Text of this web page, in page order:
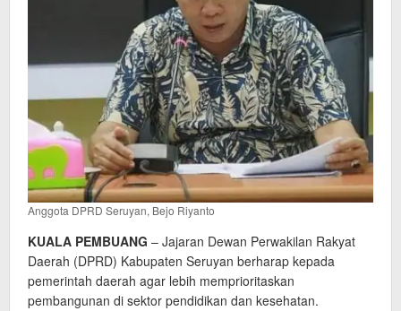
Anggota DPRD Seruyan, Bejo Riyanto
KUALA PEMBUANG – Jajaran Dewan Perwakilan Rakyat
Daerah (DPRD) Kabupaten Seruyan berharap kepada
pemerintah daerah agar lebih memprioritaskan
pembangunan di sektor pendidikan dan kesehatan.